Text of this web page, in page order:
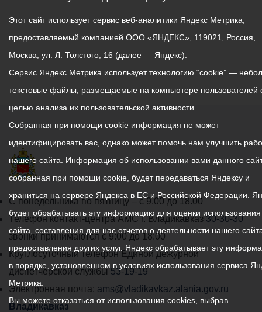
График
работы
администрации
местного
самоуправления
города
Владикавказ:
С понедельника по пятницу – с 9.00 до 18.00
Телефон контакт-центра АМС г. Владикавказ30-30-30
звонки принимаются с 9:00 до 18:00
Круглосуточный телефон Единой дежурной
диспетчерской службы53-19-19
Электронная почта: ams@vladikavkaz.alania.gov.ru
Владикавказ
Этот сайт использует сервис веб-аналитики Яндекс Метрика,
предоставляемый компанией ООО «ЯНДЕКС», 119021, Россия,
Москва, ул. Л. Толстого, 16 (далее — Яндекс).
Сервис Яндекс Метрика использует технологию “cookie” —
текстовые файлы, размещаемые на компьютере пользователей
целью анализа их пользовательской активности.
Собранная при помощи cookie информация не может
идентифицировать вас, однако может помочь нам улучшить
нашего сайта. Информация об использовании вами данного
собранная при помощи cookie, будет передаваться Яндексу и
храниться на сервере Яндекса в ЕС и Российской Федерации.
будет обрабатывать эту информацию для оценки
сайта, составления для нас отчетов о деятельности нашего
предоставления других услуг. Яндекс обрабатывает эту
в порядке, установленном в условиях использования сервиса
Метрика.
Вы можете отказаться от использования cookies, выбрав